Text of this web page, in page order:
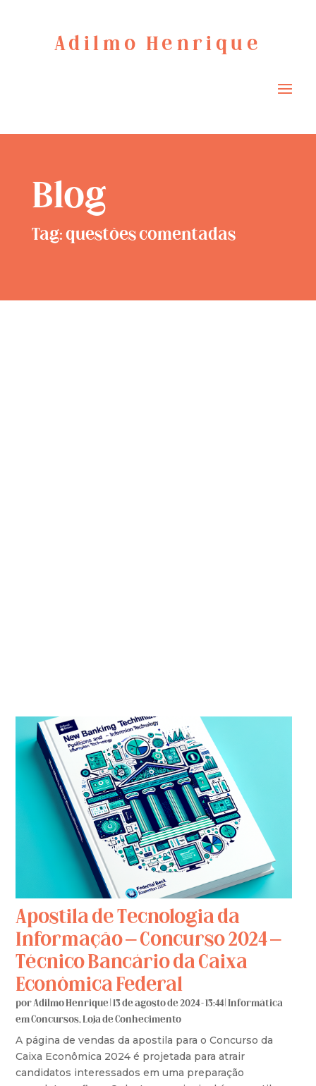
Adilmo Henrique
Blog
Tag: questões comentadas
Apostila de Tecnologia da
Informação – Concurso 2024 –
Técnico Bancário da Caixa
Econômica Federal
porAdilmo Henrique 13 de agosto de 2024 - 13:44 |Informática
em Concursos,Loja de Conhecimento
A página de vendas da apostila para o Concurso da
Caixa Econômica 2024 é projetada para atrair
candidatos interessados em uma preparação